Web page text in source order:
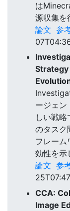
は
源収集を
論文 参
ージェン
しい戦
のタスク
フレーム
効性を示
論文 参
CCA:
Image